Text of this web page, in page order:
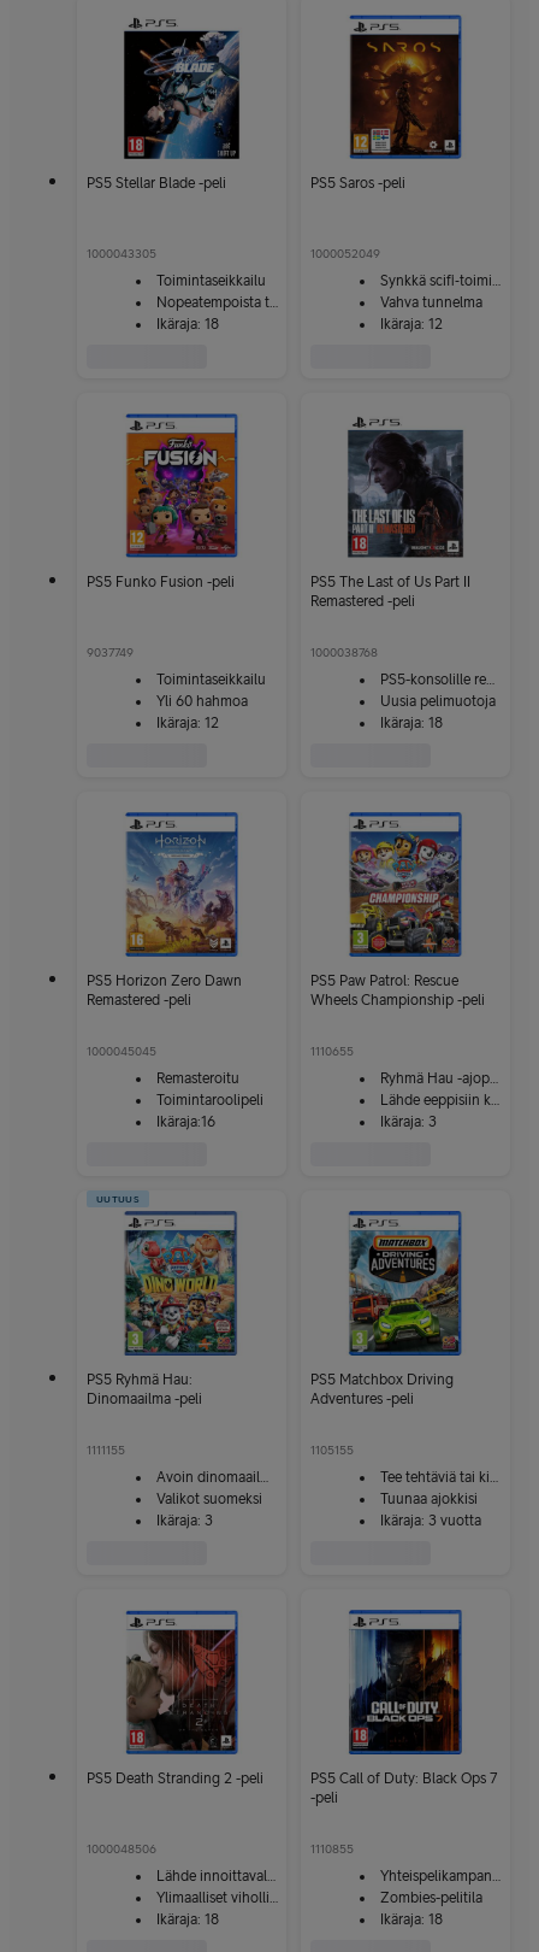
PS5 Stellar Blade -peli
1000043305
Toimintaseikkailu
Nopeatempoista taistelua
Ikäraja: 18
PS5 Saros -peli
1000052049
Synkkä scifi‑toiminta
Vahva tunnelma
Ikäraja: 12
PS5 Funko Fusion -peli
9037749
Toimintaseikkailu
Yli 60 hahmoa
Ikäraja: 12
PS5 The Last of Us Part II
Remastered -peli
1000038768
PS5-konsolille remasteroitu
Uusia pelimuotoja
Ikäraja: 18
PS5 Horizon Zero Dawn
Remastered -peli
1000045045
Remasteroitu
Toimintaroolipeli
Ikäraja:16
PS5 Paw Patrol: Rescue
Wheels Championship -peli
1110655
Ryhmä Hau -ajopeli
Lähde eeppisiin kisoihin
Ikäraja: 3
UUTUUS
PS5 Ryhmä Hau:
Dinomaailma -peli
1111155
Avoin dino­maailma
Valikot suomeksi
Ikäraja: 3
PS5 Matchbox Driving
Adventures -peli
1105155
Tee tehtäviä tai kisaa
Tuunaa ajokkisi
Ikäraja: 3 vuotta
PS5 Death Stranding 2 -peli
1000048506
Lähde innoittavalle matkalle
Ylimaalliset viholliset ja esteet
Ikäraja: 18
PS5 Call of Duty: Black Ops 7
-peli
1110855
Yhteispelikampanja ja moninpeli
Zombies-pelitila
Ikäraja: 18